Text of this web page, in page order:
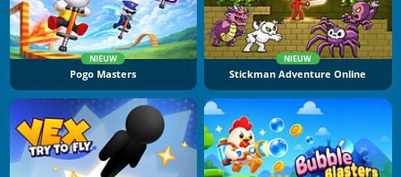
NIEUW
Pogo Masters
NIEUW
Stickman Adventure Online